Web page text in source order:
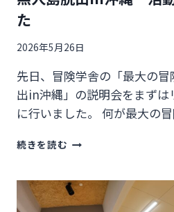
た
2026年5月26日
先日、冒険学舎の「最大の
出in沖縄」の説明会をまずは
に行いました。 何が最大の
続きを読む
脱
出